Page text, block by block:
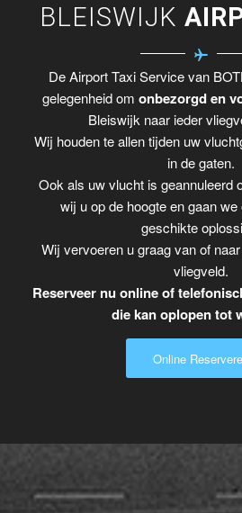
BLEISWIJK
De Airport Taxi Service van
gelegenheid om onbezorgd en
Bleiswijk naar ieder
Wij houden te allen tijden uw
in de gaten.
Ook als uw vlucht is geannuleerd
wij u op de hoogte en gaan
geschikte
Wij vervoeren u graag van of
vliegveld.
Reserveer nu online of
die kan oplopen tot
Online